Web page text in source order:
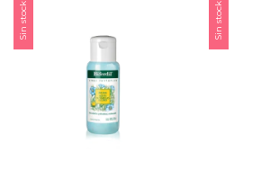
Sin stock Sin stock